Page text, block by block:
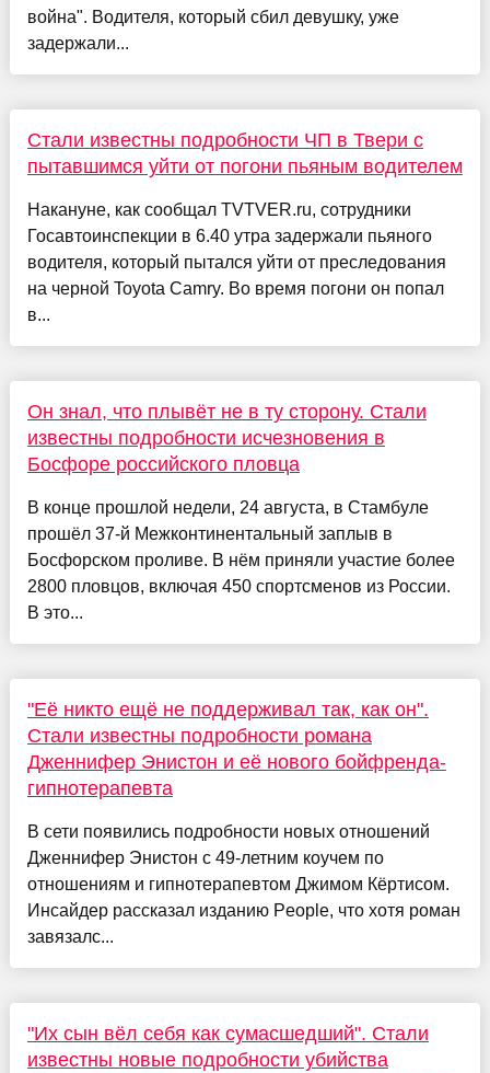
война". Водителя, который сбил девушку, уже
задержали...
Стали известны подробности ЧП в Твери с
пытавшимся уйти от погони пьяным водителем
Накануне, как сообщал TVTVER.ru, сотрудники
Госавтоинспекции в 6.40 утра задержали пьяного
водителя, который пытался уйти от преследования
на черной Toyota Camry. Во время погони он попал
в...
Он знал, что плывёт не в ту сторону. Стали
известны подробности исчезновения в
Босфоре российского пловца
В конце прошлой недели, 24 августа, в Стамбуле
прошёл 37-й Межконтинентальный заплыв в
Босфорском проливе. В нём приняли участие более
2800 пловцов, включая 450 спортсменов из России.
В это...
"Её никто ещё не поддерживал так, как он".
Стали известны подробности романа
Дженнифер Энистон и её нового бойфренда-
гипнотерапевта
В сети появились подробности новых отношений
Дженнифер Энистон с 49-летним коучем по
отношениям и гипнотерапевтом Джимом Кёртисом.
Инсайдер рассказал изданию People, что хотя роман
завязалс...
"Их сын вёл себя как сумасшедший". Стали
известны новые подробности убийства